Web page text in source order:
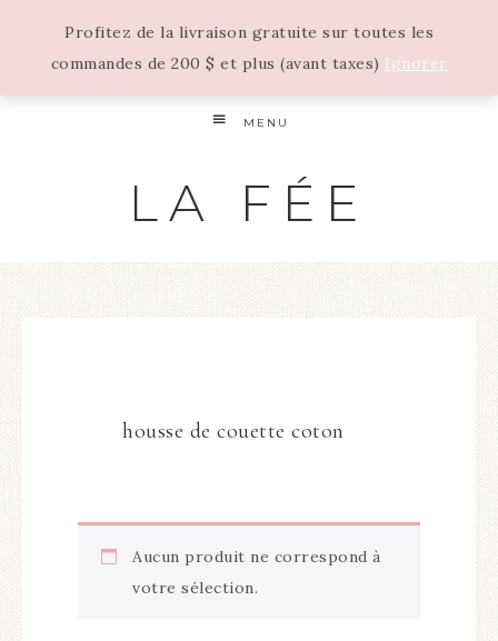
Profitez de la livraison gratuite sur toutes les
commandes de 200 $ et plus (avant taxes) Ignorer
MENU
LA FÉE
housse de couette coton
Aucun produit ne correspond à
votre sélection.